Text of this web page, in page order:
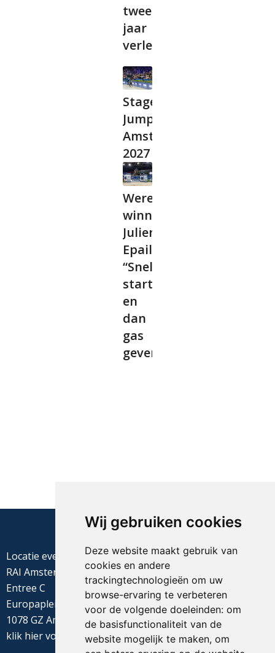
Wij gebruiken cookies
Deze website maakt gebruik van
cookies en andere
trackingtechnologieën om uw
browse-ervaring te verbeteren
voor de volgende doeleinden: om
de basisfunctionaliteit van de
website mogelijk te maken, om
twee
jaar
verlengd
Stagelopen bij
Jumping
Amsterdam
2027
Wereldbeker
winnaar
Julien
Epaillard:
“Snel
starten
en
dan
gas
geven”
Locatie evenement
RAI Amsterdam
Entree C
Europaplein 22
1078 GZ Amsterdam
klik hiervoor de routebeschrijving